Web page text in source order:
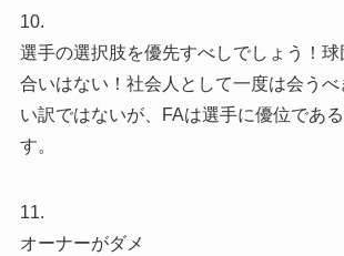
10.
選手の選択肢を優先すべしでしょう！
合いはない！社会人として一度は会う
い訳ではないが、FAは選手に優位であ
す。
11.
オーナーがダメ